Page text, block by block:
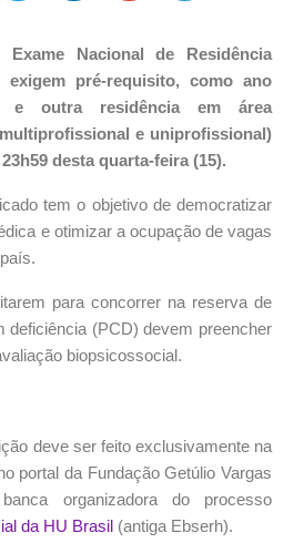
Nacional de Residência
exigem pré-requisito, como ano
e outra residência em área
e uniprofissional)
desta quarta-feira (15).
tem o objetivo de democratizar
e otimizar a ocupação de vagas
para concorrer na reserva de
deficiência (PCD) devem preencher
biopsicossocial.
deve ser feito exclusivamente na
portal da Fundação Getúlio Vargas
organizadora do processo
da HU Brasil (antiga Ebserh).